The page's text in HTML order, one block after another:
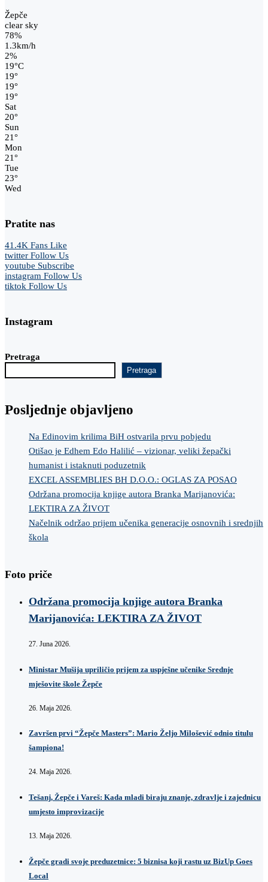
Žepče
clear sky
78%
1.3km/h
2%
19°C
19°
19°
19°
Sat
20°
Sun
21°
Mon
21°
Tue
23°
Wed
Pratite nas
41.4K Fans Like
twitter Follow Us
youtube Subscribe
instagram Follow Us
tiktok Follow Us
Instagram
Pretraga
Pretraga
Posljednje objavljeno
Na Edinovim krilima BiH ostvarila prvu pobjedu
Otišao je Edhem Edo Halilić – vizionar, veliki žepački
humanist i istaknuti poduzetnik
EXCEL ASSEMBLIES BH D.O.O.: OGLAS ZA POSAO
Održana promocija knjige autora Branka Marijanovića:
LEKTIRA ZA ŽIVOT
Načelnik održao prijem učenika generacije osnovnih i srednjih
škola
Foto priče
Održana promocija knjige autora Branka
Marijanovića: LEKTIRA ZA ŽIVOT
27. Juna 2026.
Ministar Mušija upriličio prijem za uspješne učenike Srednje
mješovite škole Žepče
26. Maja 2026.
Završen prvi “Žepče Masters”: Mario Željo Milošević odnio titulu
šampiona!
24. Maja 2026.
Tešanj, Žepče i Vareš: Kada mladi biraju znanje, zdravlje i zajednicu
umjesto improvizacije
13. Maja 2026.
Žepče gradi svoje preduzetnice: 5 biznisa koji rastu uz BizUp Goes
Local